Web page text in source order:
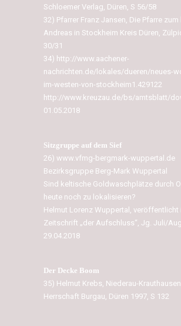
Schloemer Verlag, Düren, S 56/58
32) Pfarrer Franz Jansen, Die Pfarre zum
Andreas in Stockheim Kreis Düren,
30/31
34) http://www.aachener-
nachrichten.de/lokales/dueren/neues-
im-westen-von-stockheim1.429122
http://www.kreuzau.de/bs/amtsblatt/
01.05.2018
Sitzgruppe auf dem Sief
26) www.vfmg-bergmark-wuppertal.de
Bezirksgruppe Berg-Mark Wuppertal
Sind keltische Goldwaschplätze durch
heute noch zu lokalisieren?
Helmut Lorenz Wuppertal, veröffentlicht
Zeitschrift „der Aufschluss“, Jg. Juli/
29.04.2018
Der Decke Boom
35) Helmut Krebs, Niederau-
Herrschaft Burgau, Düren 1997, S 132